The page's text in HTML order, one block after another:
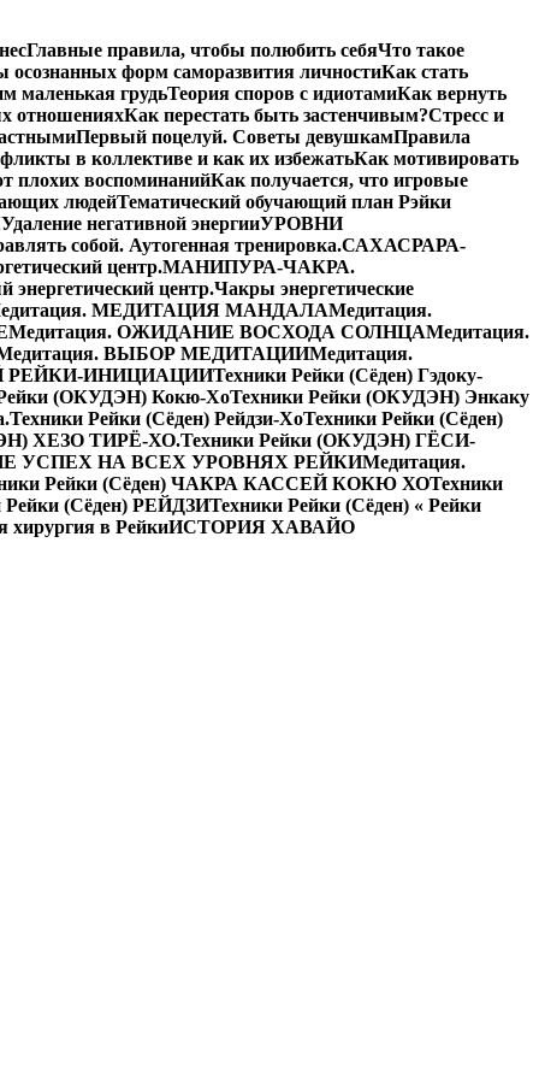
Главные правила, чтобы полюбить себяЧто такое
осознанных форм саморазвития личностиКак стать
маленькая грудьТеория споров с идиотамиКак вернуть
отношенияхКак перестать быть застенчивым?Стресс и
Первый поцелуй. Советы девушкамПравила
в коллективе и как их избежатьКак мотивировать
плохих воспоминанийКак получается, что игровые
людейТематический обучающий план Рэйки
Удаление негативной энергииУРОВНИ
собой. Аутогенная тренировка.САХАСРАРА-
центр.МАНИПУРА-ЧАКРА.
центр.Чакры энергетические
МЕДИТАЦИЯ МАНДАЛАМедитация.
Медитация. ОЖИДАНИЕ ВОСХОДА СОЛНЦАМедитация.
ВЫБОР МЕДИТАЦИИМедитация.
РЕЙКИ-ИНИЦИАЦИИТехники Рейки (Сёден) Гэдоку-
(ОКУДЭН) Кокю-ХоТехники Рейки (ОКУДЭН) Энкаку
Техники Рейки (Сёден) Рейдзи-ХоТехники Рейки (Сёден)
ХЕЗО ТИРЁ-ХО.Техники Рейки (ОКУДЭН) ГЁСИ-
УСПЕХ НА ВСЕХ УРОВНЯХ РЕЙКИМедитация.
Рейки (Сёден) ЧАКРА КАССЕЙ КОКЮ ХОТехники
Рейки (Сёден) РЕЙДЗИТехники Рейки (Сёден) « Рейки
хирургия в РейкиИСТОРИЯ ХАВАЙО